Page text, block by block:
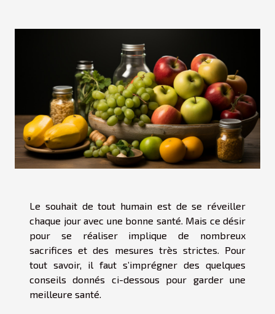
Le souhait de tout humain est de se réveiller
chaque jour avec une bonne santé. Mais ce désir
pour se réaliser implique de nombreux
sacrifices et des mesures très strictes. Pour
tout savoir, il faut s’imprégner des quelques
conseils donnés ci-dessous pour garder une
meilleure santé.